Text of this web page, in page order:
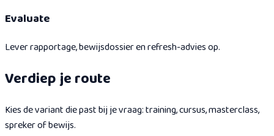
Evaluate
Lever rapportage, bewijsdossier en refresh-advies op.
Verdiep je route
Kies de variant die past bij je vraag: training, cursus, masterclass,
spreker of bewijs.